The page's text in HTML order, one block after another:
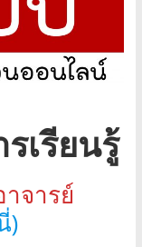
เรียนรู้
จารย์
)